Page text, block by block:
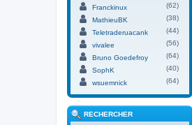
Franckinux
(62)
MathieuBK
(38)
Teletraderuacank
(44)
vivalee
(56)
Bruno Goedefroy
(64)
SophK
(40)
wsuemnick
(64)
RECHERCHER